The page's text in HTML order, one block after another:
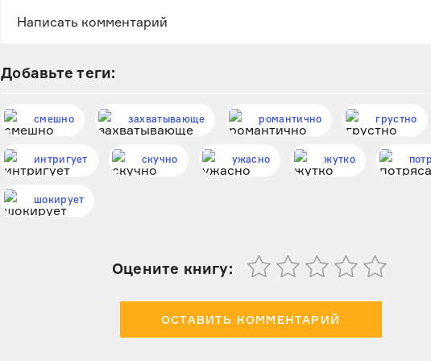
Добавьте теги:
смешно захватывающе романтично грустно
интригует скучно ужасно жутко
шокирует
Оцените книгу:
ОСТАВИТЬ КОММЕНТАРИЙ